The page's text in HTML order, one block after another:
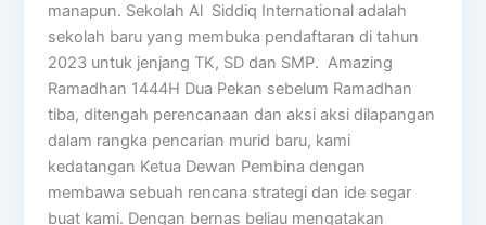
manapun. Sekolah Al Siddiq International adalah
sekolah baru yang membuka pendaftaran di tahun
2023 untuk jenjang TK, SD dan SMP. Amazing
Ramadhan 1444H Dua Pekan sebelum Ramadhan
tiba, ditengah perencanaan dan aksi aksi dilapangan
dalam rangka pencarian murid baru, kami
kedatangan Ketua Dewan Pembina dengan
membawa sebuah rencana strategi dan ide segar
buat kami. Dengan bernas beliau mengatakan